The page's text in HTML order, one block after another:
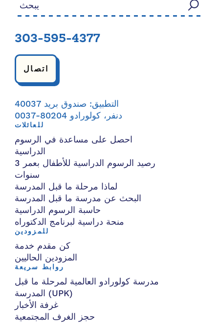
303-595-4377
اتصال
التطبيق: صندوق بريد 40037
دنفر، كولورادو 80204-0037
للعائلات
احصل على مساعدة في الرسوم
الدراسية
رصيد الرسوم الدراسية للأطفال بعمر 3
سنوات
لماذا مرحلة ما قبل المدرسة
البحث عن مدرسة ما قبل المدرسة
حاسبة الرسوم الدراسية
منحة دراسية لبرنامج الدكتوراه
للمزودين
كن مقدم خدمة
المزودين الحاليين
روابط سريعة
مدرسة كولورادو العالمية لمرحلة ما قبل
المدرسة (UPK)
غرفة الأخبار
حجز الغرف المجتمعية